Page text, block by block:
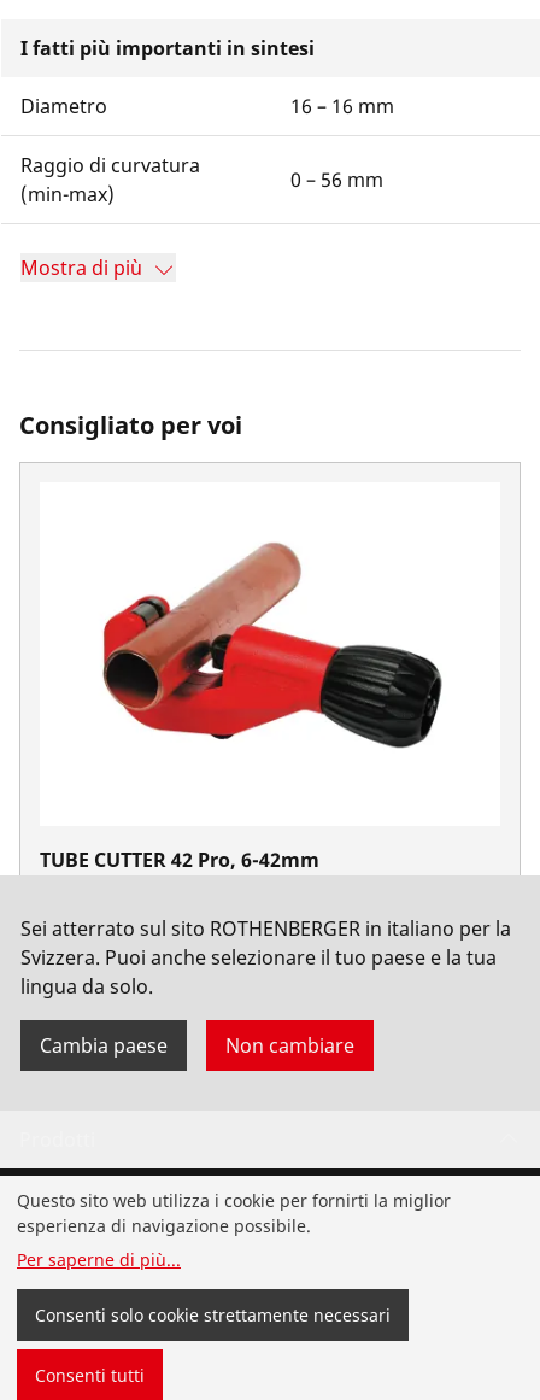
I fatti più importanti in sintesi
Diametro 16 – 16 mm
Raggio di curvatura
(min-max)
0 – 56 mm
Mostra di più
Consigliato per voi
TUBE CUTTER 42 Pro, 6-42mm
Sei atterrato sul sito ROTHENBERGER in italiano per la
Svizzera. Puoi anche selezionare il tuo paese e la tua
lingua da solo.
Cambia paese Non cambiare
Installazione
Analisi e manutenzione
Clima e refrigerazione
Utensileria universale
Questo sito web utilizza i cookie per fornirti la miglior
esperienza di navigazione possibile.
Per saperne di più...
Consenti solo cookie strettamente necessari
Consenti tutti